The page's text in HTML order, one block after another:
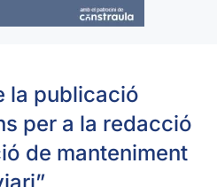
la publicació
per a la redacció
de manteniment